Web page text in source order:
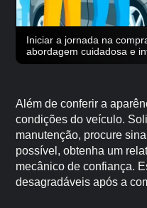
Iniciar a jornada na
abordagem cuidadosa e
Além de conferir a
condições do veículo.
manutenção, procure
possível, obtenha um
mecânico de confiança.
desagradáveis após a